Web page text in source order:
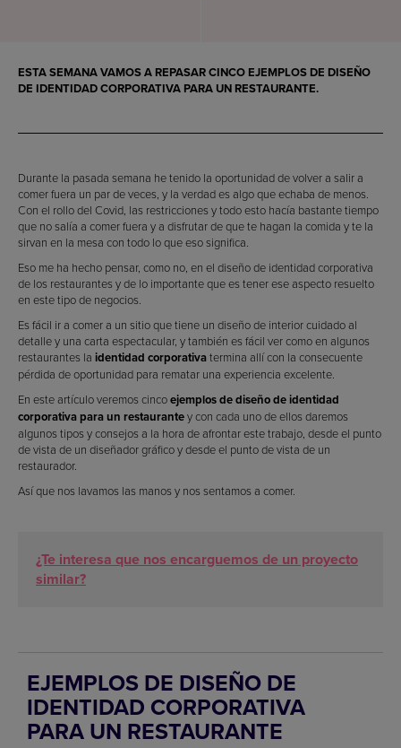
ESTA SEMANA VAMOS A REPASAR CINCO EJEMPLOS DE DISEÑO
DE IDENTIDAD CORPORATIVA PARA UN RESTAURANTE.
Durante la pasada semana he tenido la oportunidad de volver a salir a
comer fuera un par de veces, y la verdad es algo que echaba de menos.
Con el rollo del Covid, las restricciones y todo esto hacía bastante tiempo
que no salía a comer fuera y a disfrutar de que te hagan la comida y te la
sirvan en la mesa con todo lo que eso significa.
Eso me ha hecho pensar, como no, en el diseño de identidad corporativa
de los restaurantes y de lo importante que es tener ese aspecto resuelto
en este tipo de negocios.
Es fácil ir a comer a un sitio que tiene un diseño de interior cuidado al
detalle y una carta espectacular, y también es fácil ver como en algunos
restaurantes la identidad corporativatermina allí con la consecuente
pérdida de oportunidad para rematar una experiencia excelente.
En este artículo veremos cincoejemplos dediseño de identidad
corporativa para un restaurantey con cada uno de ellos daremos
algunos tipos y consejos a la hora de afrontar este trabajo, desde el punto
de vista de un diseñador gráfico y desde el punto de vista de un
restaurador.
Así que nos lavamos las manos y nos sentamos a comer.
¿Te interesa que nos encarguemos de un proyecto
similar?
EJEMPLOS DE DISEÑO DE
IDENTIDAD CORPORATIVA
PARA UN RESTAURANTE